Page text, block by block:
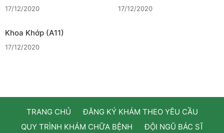
17/12/2020 17/12/2020
Khoa Khớp (A11)
17/12/2020
TRANG CHỦ
ĐĂNG KÝ KHÁM THEO YÊU CẦU
QUY TRÌNH KHÁM CHỮA BỆNH
ĐỘI NGŨ BÁC SĨ